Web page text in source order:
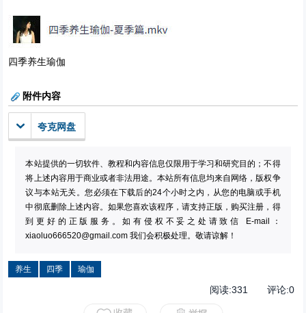
四季养生瑜伽
附件内容
夸克网盘
本站提供的一切软件、教程和内容信息仅限用于学习和研究目的；不得
将上述内容用于商业或者非法用途。本站所有信息均来自网络，版权争
议与本站无关。您必须在下载后的24个小时之内，从您的电脑或手机
中彻底删除上述内容。如果您喜欢该程序，请支持正版，购买注册，得
到更好的正版服务。如有侵权不妥之处请致信 E-mail：
xiaoluo666520@gmail.com 我们会积极处理。敬请谅解！
养生 四季 瑜伽
阅读:331 评论:0